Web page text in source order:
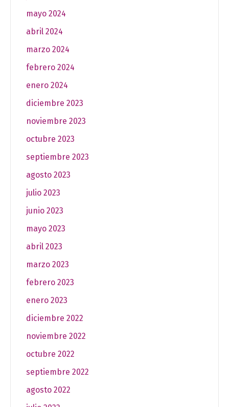
mayo 2024
abril 2024
marzo 2024
febrero 2024
enero 2024
diciembre 2023
noviembre 2023
octubre 2023
septiembre 2023
agosto 2023
julio 2023
junio 2023
mayo 2023
abril 2023
marzo 2023
febrero 2023
enero 2023
diciembre 2022
noviembre 2022
octubre 2022
septiembre 2022
agosto 2022